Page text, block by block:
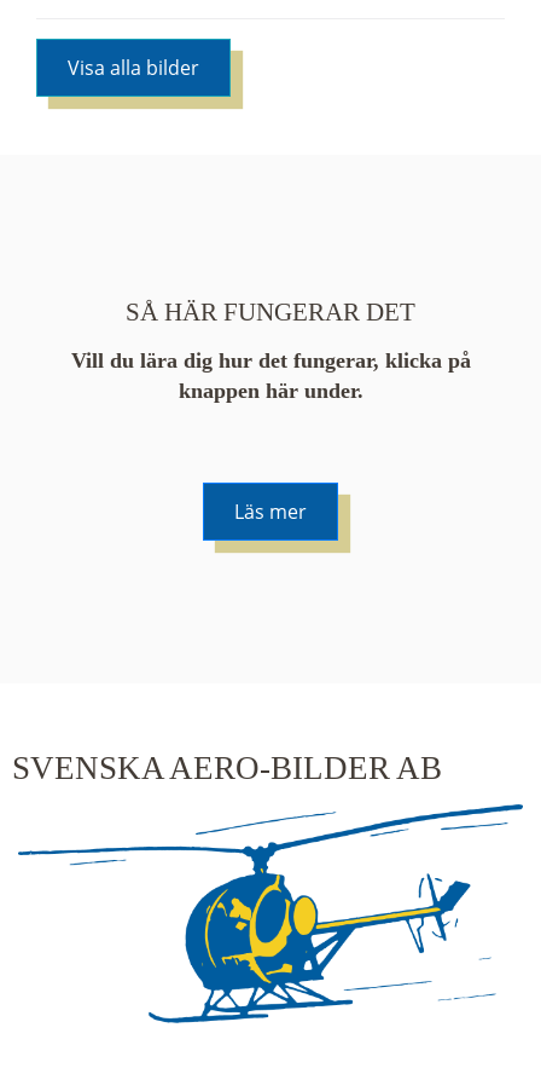
Visa alla bilder
SÅ HÄR FUNGERAR DET
Vill du lära dig hur det fungerar, klicka på
knappen här under.
Läs mer
SVENSKA AERO-BILDER AB